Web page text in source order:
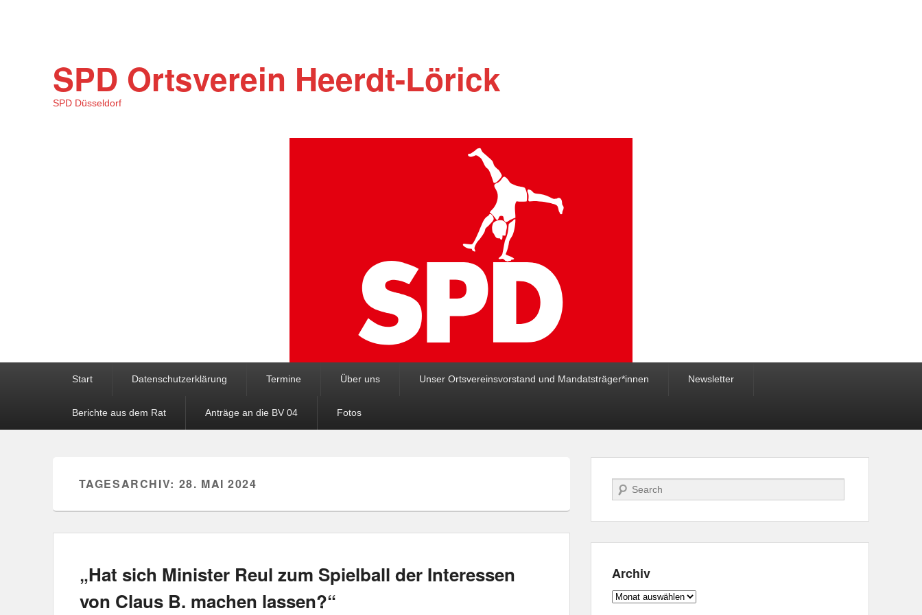
SPD Ortsverein Heerdt-Lörick
SPD Düsseldorf
Start Datenschutzerklärung Termine Über uns Unser Ortsvereinsvorstand und Mandatsträger*innen Newsletter
Berichte aus dem Rat Anträge an die BV 04 Fotos
TAGESARCHIV: 28. MAI 2024
„Hat sich Minister Reul zum Spielball der Interessen
von Claus B. machen lassen?“
Suche
Archiv
Archiv